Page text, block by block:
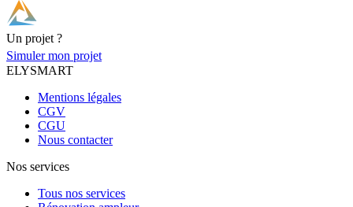
Un projet ?
Simuler mon projet
ELYSMART
Mentions légales
CGV
CGU
Nous contacter
Nos services
Tous nos services